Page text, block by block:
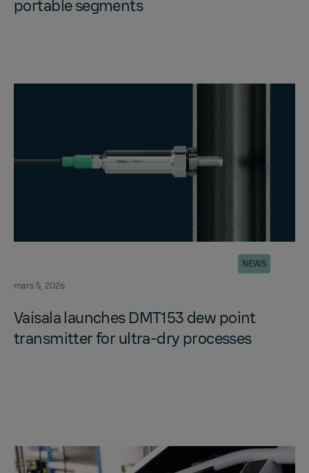
portable seg­ments
mars 5, 2026
NEWS
Vaisala launches DMT153 dew point
trans­mit­ter for ultra-dry processes